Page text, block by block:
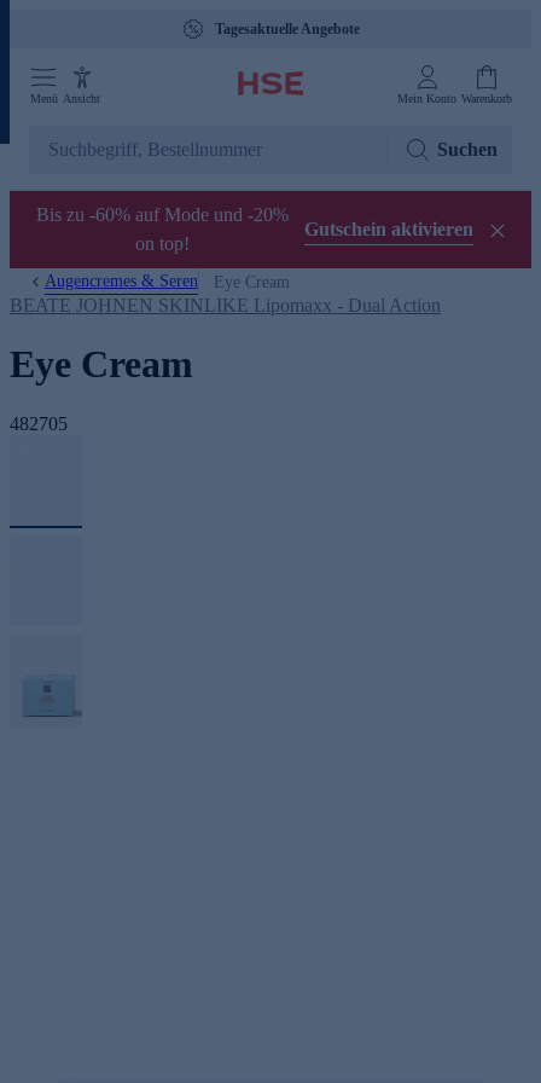
Tagesaktuelle Angebote
Menü Ansicht Mein Konto Warenkorb
Suchen
Bis zu -60% auf Mode und -20%
on top!
Gutschein aktivieren
Augencremes & Seren Eye Cream
BEATE JOHNEN SKINLIKE Lipomaxx - Dual Action
Eye Cream
482705